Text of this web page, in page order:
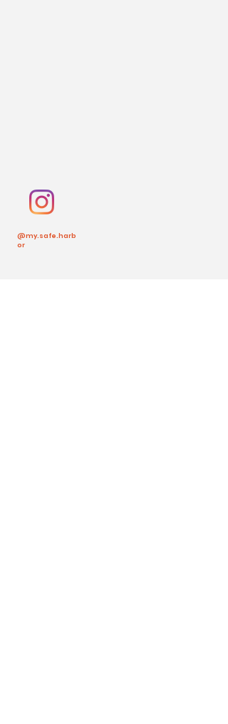
@my.safe.harb
or